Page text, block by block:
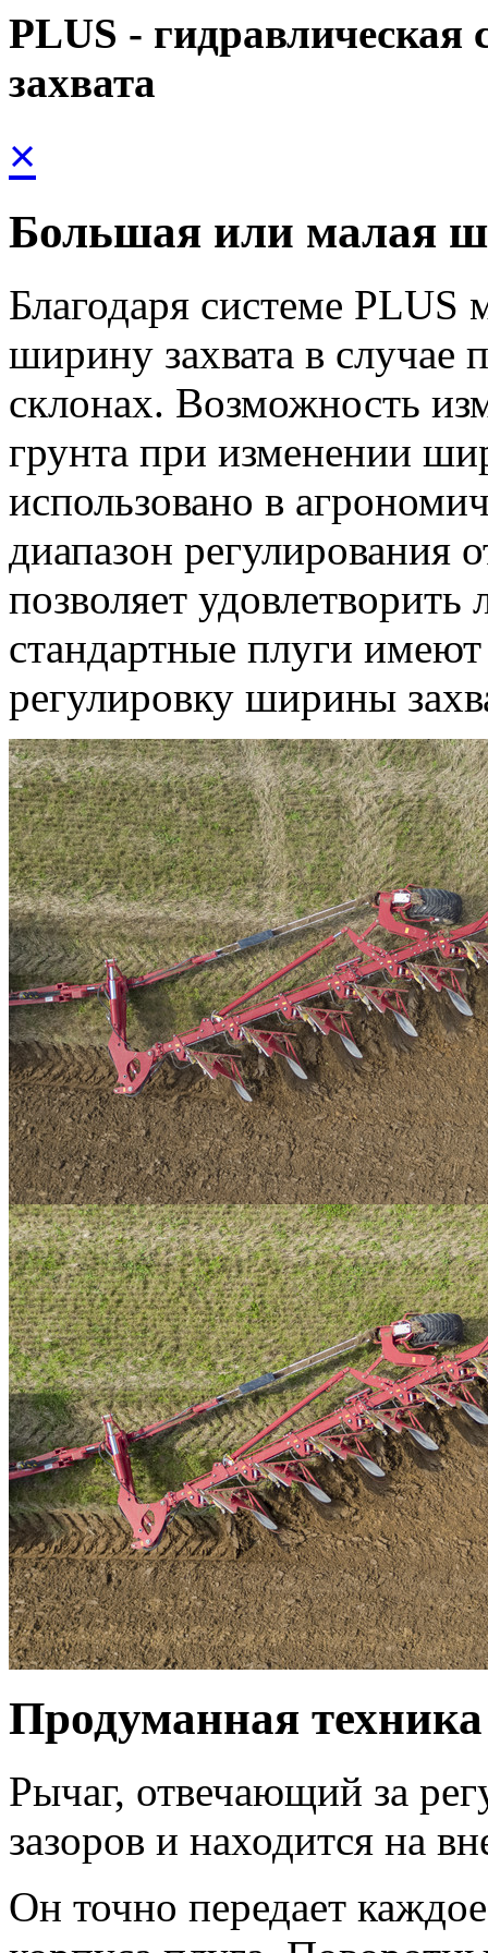
PLUS -
захвата
×
Большая или малая
Благодаря системе PLUS
ширину захвата в случае
склонах. Возможность
грунта при изменении
использовано в
диапазон регулирования
позволяет
стандартные плуги
регулировку ширины
Продуманная техника
Рычаг, отвечающий за
зазоров и находится на
Он точно передает